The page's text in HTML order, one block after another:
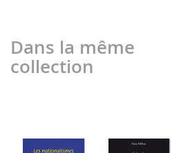
Dans la même
collection